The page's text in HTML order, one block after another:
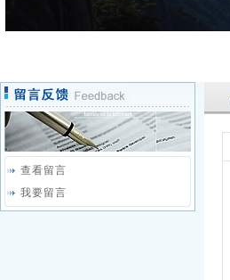
查看留言
我要留言